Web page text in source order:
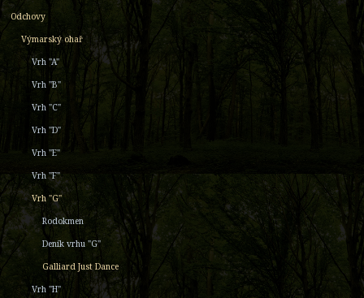
Odchovy
Výmarský ohař
Vrh "A"
Vrh "B"
Vrh "C"
Vrh "D"
Vrh "E"
Vrh "F"
Vrh "G"
Rodokmen
Deník vrhu "G"
Galliard Just Dance
Vrh "H"